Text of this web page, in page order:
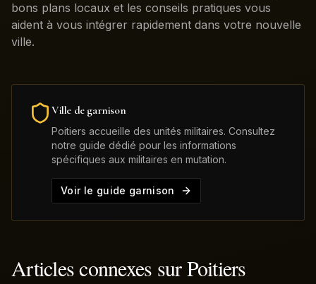
bons plans locaux et les conseils pratiques vous
aident à vous intégrer rapidement dans votre nouvelle
ville.
Ville de garnison
Poitiers accueille des unités militaires. Consultez
notre guide dédié pour les informations
spécifiques aux militaires en mutation.
Voir le guide garnison
Articles connexes surPoitiers